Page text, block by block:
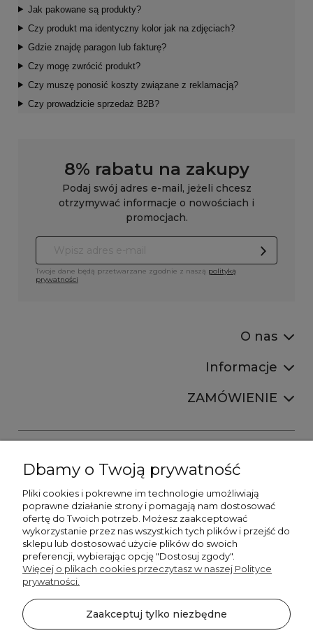
Jak pakowane są produkty?
Czy produkt ma identyczny kolor jak na zdjęciach?
Gdzie znajdę paragon lub fakturę?
Czy mogę zwrócić produkt?
Czy muszę ponosić koszty związane z reklamacją?
Czy prowadzicie sprzedaż B2B?
8% rabatu na zakupy
Podaj swój adres e-mail, jeżeli chcesz
otrzymywać informacje o nowościach i
promocjach.
Twoje dane będą przetwarzane zgodnie z naszą polityką
prywatności
O nas
Informacje
ZAMÓWIENIE
+48606673390
sprzedaz@belldecohome.pl
©2026 Wszelkie Prawa Zastrzeżone | BelldecoHome.pl
Flex Minimalist by Ecommercy
Dbamy o Twoją prywatność
Pliki cookies i pokrewne im technologie umożliwiają
poprawne działanie strony i pomagają nam dostosować
ofertę do Twoich potrzeb. Możesz zaakceptować
wykorzystanie przez nas wszystkich tych plików i przejść do
sklepu lub dostosować użycie plików do swoich
preferencji, wybierając opcję "Dostosuj zgody".
Więcej o plikach cookies przeczytasz w naszej Polityce
prywatności.
Zaakceptuj tylko niezbędne
Zapisz się do naszego newslettera i zgarnij 8% rabatu!
zaznacz pola
Akceptuję regulamin newslettera